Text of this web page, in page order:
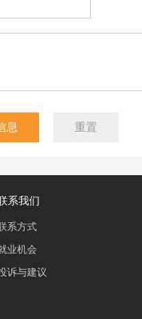
系我们
系方式
业机会
诉与建议